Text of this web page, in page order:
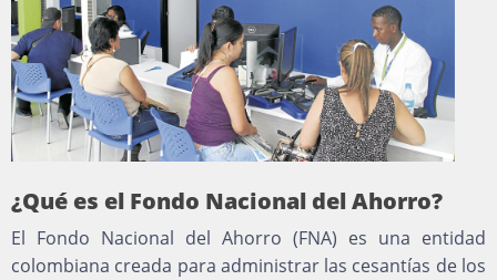
¿Qué es el Fondo Nacional del Ahorro?
El Fondo Nacional del Ahorro (FNA) es una entidad
colombiana creada para administrar las cesantías de los